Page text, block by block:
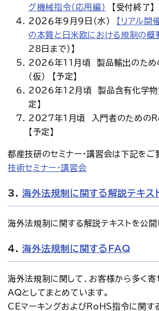
グ機械指令（応用編）
【受付終了】
２０２６年9月9日（水）
【リアル開
の本質と日米欧における規制の概
28日まで）】
2026年11月頃 製品輸出のため
（仮） 【予定】
2026年12月頃 製品含有化学物
定】
2027年1月頃 入門者のための
【予定】
都産技研のセミナー・講習会は下記をご
技術セミナー・講習会
3. 海外法規制に関する解説テキス
海外法規制に関する解説テキストを公開
4. 海外法規制に関するFAQ
海外法規制に関して、お客様から多く
AQとしてまとめています。
CEマーキングおよびRoHS指令に関す